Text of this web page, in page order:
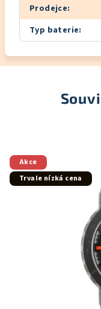
Prodejce:
Typ baterie:
Akce
Trvale nízká cena